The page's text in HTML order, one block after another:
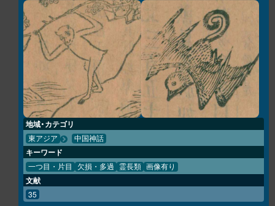
地域・カテゴリ
東アジア 中国神話
キーワード
一つ目・片目 欠損・多過 霊長類 画像有り
文献
35